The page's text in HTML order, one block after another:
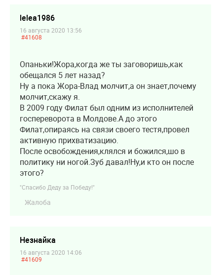
lelea1986
16 августа 2020 13:56
#41608
Опаньки!Жора,когда же ты заговоришь,как
обещался 5 лет назад?
Ну а пока Жора-Влад молчит,а он знает,почему
молчит,скажу я.
В 2009 году Филат был одним из исполнителей
госпереворота в Молдове.А до этого
Филат,опираясь на связи своего тестя,провел
активную прихватизацию.
После освобождения,клялся и божился,шо в
политику ни ногой.Зуб давал!Ну,и кто он после
этого?
"Спасибо Деду за Победу!"
Жалоба
Незнайка
16 августа 2020 14:06
#41609